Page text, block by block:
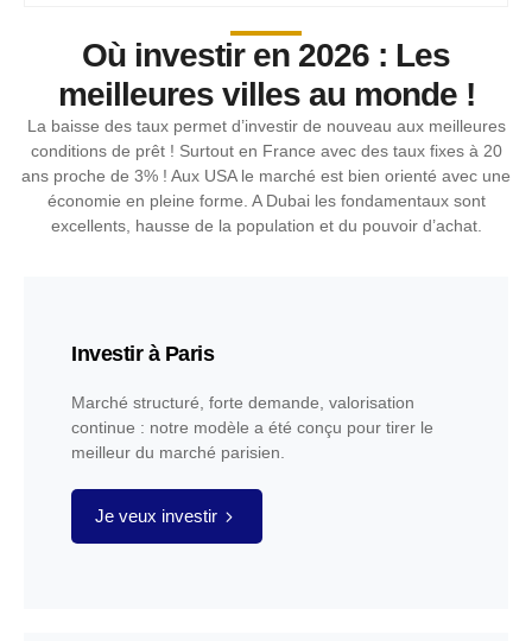
Où investir en 2026 : Les
meilleures villes au monde !
La baisse des taux permet d’investir de nouveau aux meilleures
conditions de prêt ! Surtout en France avec des taux fixes à 20
ans proche de 3% ! Aux USA le marché est bien orienté avec une
économie en pleine forme. A Dubai les fondamentaux sont
excellents, hausse de la population et du pouvoir d’achat.
Investir à Paris
Marché structuré, forte demande, valorisation
continue : notre modèle a été conçu pour tirer le
meilleur du marché parisien.
Je veux investir